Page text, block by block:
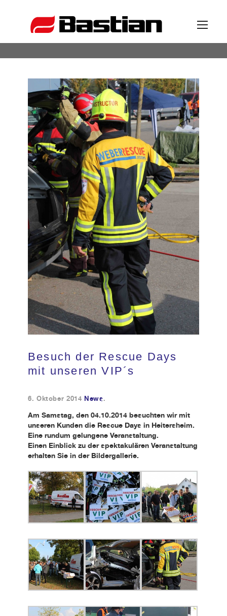
Unternehmen
Ansprechpartner
News
Katalog
Partner
Kundendienst
Kontakt
Besuch der Rescue Days
mit unseren VIP´s
6. Oktober 2014 News.
Am Samstag, den 04.10.2014 besuchten wir mit
unseren Kunden die Rescue Days in Heitersheim.
Eine rundum gelungene Veranstaltung.
Einen Einblick zu der spektakulären Veranstaltung
erhalten Sie in der Bildergallerie.